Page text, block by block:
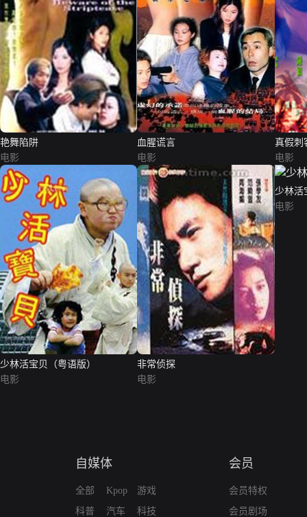
艳舞陷阱
电影
血腥谎言
电影
真假刺
电影
少林活宝贝（粤语版）
电影
非常侦探
电影
少林活
电影
自媒体
全部
科普
Kpop
汽车
游戏
科技
会员
会员特权
会员剧场